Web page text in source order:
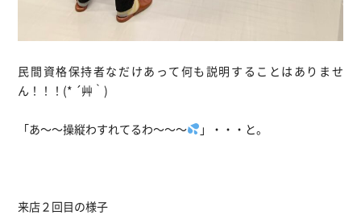
民間資格保持者なだけあって何も説明することはありませ
ん！！！(* ´艸｀)
「あ～～操縦わすれてるわ～～～ 」・・・と。
来店２回目の様子